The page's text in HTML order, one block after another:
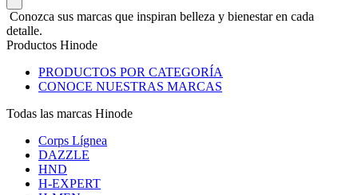
Conozca sus marcas que inspiran belleza y bienestar en cada
detalle.
Productos Hinode
PRODUCTOS POR CATEGORÍA
CONOCE NUESTRAS MARCAS
Todas las marcas Hinode
Corps Lígnea
DAZZLE
HND
H-EXPERT